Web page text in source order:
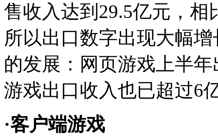
售收入达到29.5亿元，相
所以出口数字出现大幅
的发展：网页游戏上半
游戏出口收入也已超过6
·客户端游戏